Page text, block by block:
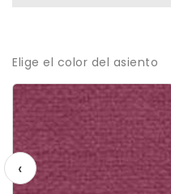
Elige el color del asiento
‹